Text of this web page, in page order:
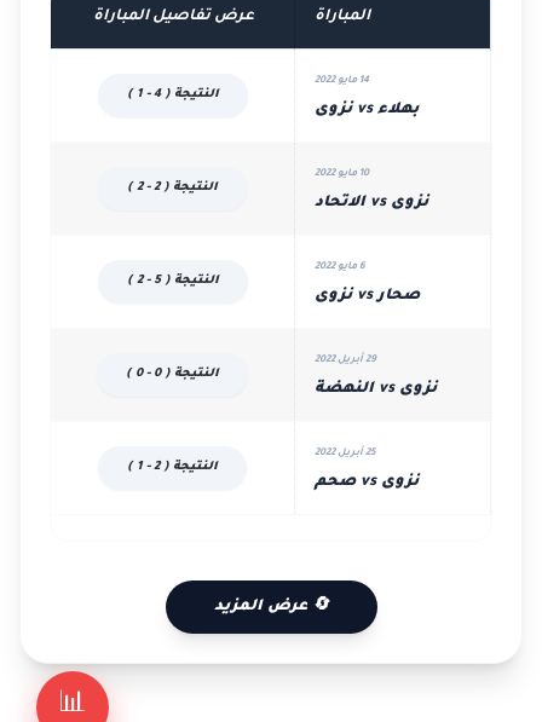
📊
المباراة عرض تفاصيل المباراة
14 مايو 2022
بهلاء vs نزوى
النتيجة ( 4 - 1 )
10 مايو 2022
نزوى vs الاتحاد
النتيجة ( 2 - 2 )
6 مايو 2022
صحار vs نزوى
النتيجة ( 5 - 2 )
29 أبريل 2022
نزوى vs النهضة
النتيجة ( 0 - 0 )
25 أبريل 2022
نزوى vs صحم
النتيجة ( 2 - 1 )
🔄 عرض المزيد